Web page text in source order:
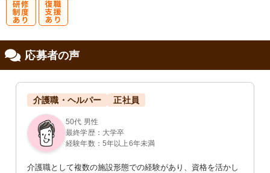
応募者の声
介護職・ヘルパー 正社員
50代 男性
最終学歴：大学卒
経験年数：5年以上6年未満
介護職として複数の施設形態での経験があり、資格を活かし